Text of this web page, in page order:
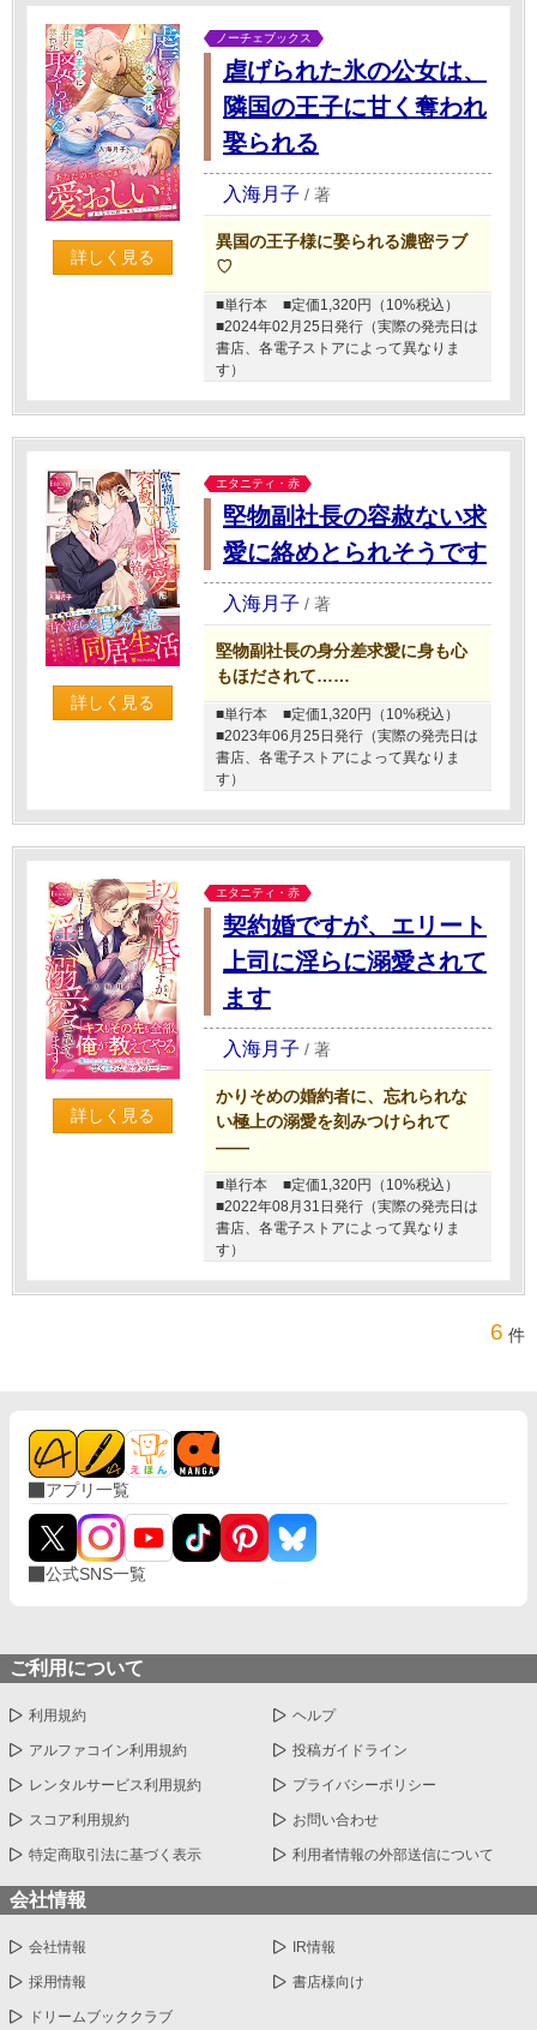
詳しく見る
ノーチェブックス
虐げられた氷の公女は、
隣国の王子に甘く奪われ
娶られる
入海月子 / 著
異国の王子様に娶られる濃密ラブ
♡
■単行本
■定価1,320円（10%税込）
■2024年02月25日発行（実際の発売日は
書店、各電子ストアによって異なりま
す）
詳しく見る
エタニティ・赤
堅物副社長の容赦ない求
愛に絡めとられそうです
入海月子 / 著
堅物副社長の身分差求愛に身も心
もほだされて……
■単行本
■定価1,320円（10%税込）
■2023年06月25日発行（実際の発売日は
書店、各電子ストアによって異なりま
す）
詳しく見る
エタニティ・赤
契約婚ですが、エリート
上司に淫らに溺愛されて
ます
入海月子 / 著
かりそめの婚約者に、忘れられな
い極上の溺愛を刻みつけられて
――
■単行本
■定価1,320円（10%税込）
■2022年08月31日発行（実際の発売日は
書店、各電子ストアによって異なりま
す）
6 件
アプリ一覧
公式SNS一覧
ご利用について
利用規約 ヘルプ
アルファコイン利用規約 投稿ガイドライン
レンタルサービス利用規約 プライバシーポリシー
スコア利用規約 お問い合わせ
特定商取引法に基づく表示 利用者情報の外部送信について
会社情報
会社情報 IR情報
採用情報 書店様向け
ドリームブッククラブ